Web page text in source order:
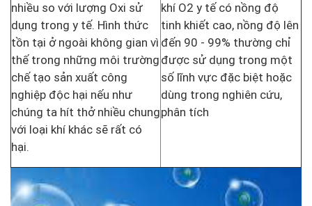
nhiều so với lượng Oxi sử
dụng trong y tế. Hình thức
tồn tại ở ngoài không gian vì
thế trong những môi trường
chế tạo sản xuất công
nghiệp độc hại nếu như
chúng ta hít thở nhiều chung
với loại khí khác sẽ rất có
hại.
khí O2 y tế có nồng độ
tinh khiết cao, nồng độ lên
đến 90 - 99% thường chỉ
được sử dụng trong một
số lĩnh vực đặc biệt hoặc
dùng trong nghiên cứu,
phân tích